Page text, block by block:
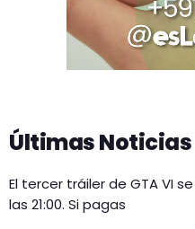
Últimas Noticias
El tercer tráiler de GTA VI
las 21:00. Si pagas